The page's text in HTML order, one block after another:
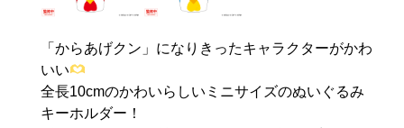
「からあげクン」になりきったキャラクターがかわ
いい
全長10cmのかわいらしいミニサイズのぬいぐるみ
キーホルダー！